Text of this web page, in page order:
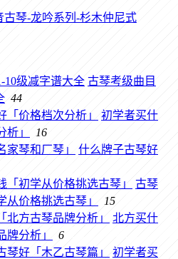
古琴考级曲目
44
初学者买什
」
16
什么牌子古琴好
古琴
价格挑选古琴」
15
北方买什
牌分析」
6
初学者买